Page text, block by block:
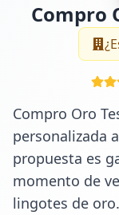
Compro
Compro Oro
personalizada
propuesta es
momento de
lingotes de